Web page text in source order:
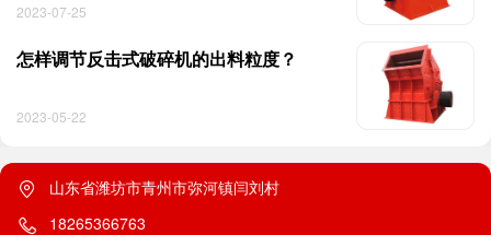
2023-07-25
怎样调节反击式破碎机的出料粒度？
2023-05-22
山东省潍坊市青州市弥河镇闫刘村
18265366763